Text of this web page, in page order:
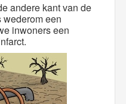
andere kant van de
wederom een
inwoners een